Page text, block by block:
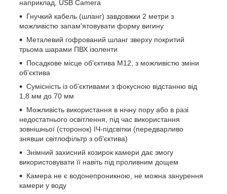
наприклад, USB Camera
Гнучкий кабель (шланг) завдовжки 2 метри з
можливістю запам'ятовувати форму вигину
Металевий гофрований шланг зверху покритий
трьома шарами ПВХ ізоленти
Посадкове місце об'єктива M12, з можливістю зміни
об'єктива
Сумісність із об'єктивами з фокусною відстанню від
1,8 мм до 70 мм
Можливість використання в нічну пору або в разі
недостатнього освітлення, під час використання
зовнішньої (сторонок) ІЧ-підсвітки (передварливо
знявши світлофільтр з об'єктива)
Знімний захисний козирок камери дає змогу
використовувати її навіть під проливним дощем
Камера не є водонепроникною, не можна занурення
камери у воду